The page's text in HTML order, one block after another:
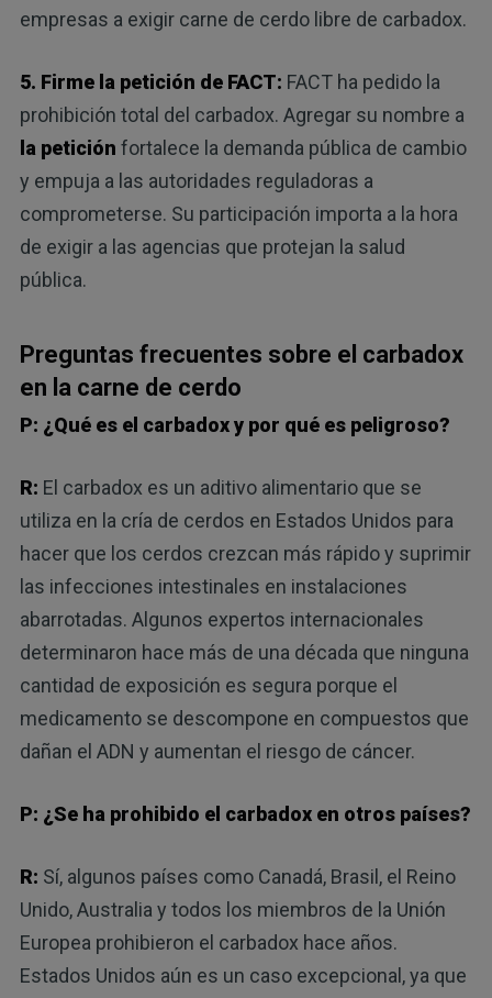
empresas a exigir carne de cerdo libre de carbadox.
5. Firme la petición de FACT: FACT ha pedido la
prohibición total del carbadox. Agregar su nombre a
la petición fortalece la demanda pública de cambio
y empuja a las autoridades reguladoras a
comprometerse. Su participación importa a la hora
de exigir a las agencias que protejan la salud
pública.
Preguntas frecuentes sobre el carbadox
en la carne de cerdo
P: ¿Qué es el carbadox y por qué es peligroso?
R: El carbadox es un aditivo alimentario que se
utiliza en la cría de cerdos en Estados Unidos para
hacer que los cerdos crezcan más rápido y suprimir
las infecciones intestinales en instalaciones
abarrotadas. Algunos expertos internacionales
determinaron hace más de una década que ninguna
cantidad de exposición es segura porque el
medicamento se descompone en compuestos que
dañan el ADN y aumentan el riesgo de cáncer.
P: ¿Se ha prohibido el carbadox en otros países?
R: Sí, algunos países como Canadá, Brasil, el Reino
Unido, Australia y todos los miembros de la Unión
Europea prohibieron el carbadox hace años.
Estados Unidos aún es un caso excepcional, ya que